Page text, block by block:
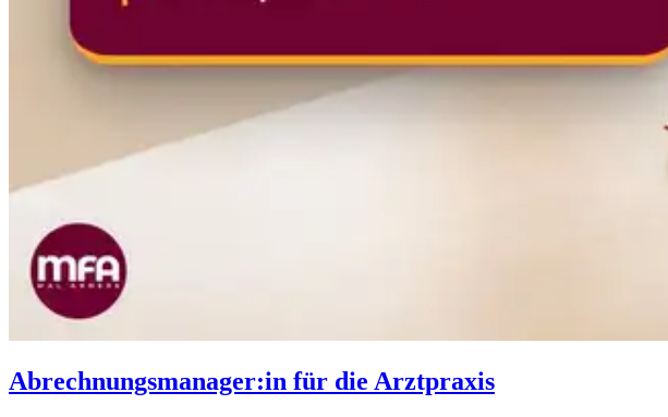
Abrechnungsmanager:in für die Arztpraxis